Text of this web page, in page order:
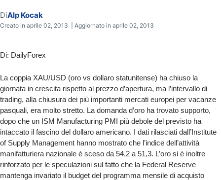
DiAlp Kocak
Creato in aprile 02, 2013 | Aggiornato in aprile 02, 2013
Di: DailyForex
La coppia XAU/USD (oro vs dollaro statunitense) ha chiuso la
giornata in crescita rispetto al prezzo d’apertura, ma l’intervallo di
trading, alla chiusura dei più importanti mercati europei per vacanze
pasquali, era molto stretto. La domanda d’oro ha trovato supporto,
dopo che un ISM Manufacturing PMI più debole del previsto ha
intaccato il fascino del dollaro americano. I dati rilasciati dall’Institute
of Supply Management hanno mostrato che l’indice dell’attività
manifatturiera nazionale è sceso da 54,2 a 51,3. L’oro si è inoltre
rinforzato per le speculazioni sul fatto che la Federal Reserve
mantenga invariato il budget del programma mensile di acquisto